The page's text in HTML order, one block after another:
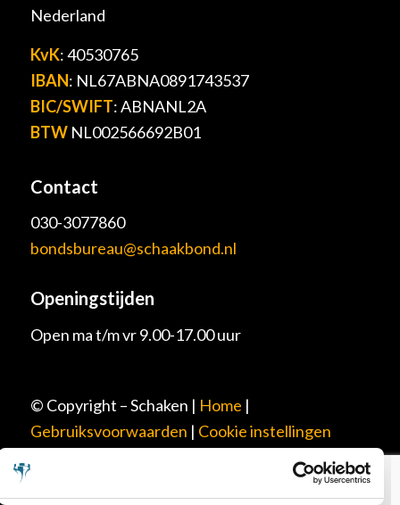
Nederland
KvK: 40530765
IBAN: NL67ABNA0891743537
BIC/SWIFT: ABNANL2A
BTWNL002566692B01
Contact
030-3077860
bondsbureau@schaakbond.nl
Openingstijden
Open ma t/m vr 9.00-17.00 uur
© Copyright – Schaken | Home |
Gebruiksvoorwaarden | Cookie instellingen